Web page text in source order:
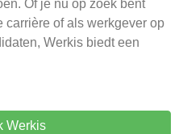
Of je nu op zoek bent
carrière of als werkgever op
Werkis biedt een
Werkis